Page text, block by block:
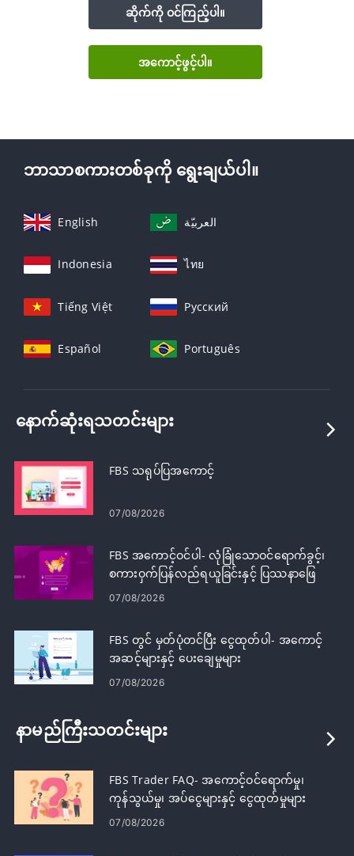
ဆိုက်ကို ဝင်ကြည့်ပါ။
အကောင့်ဖွင့်ပါ။
ဘာသာစကားတစ်ခုကို ရွေးချယ်ပါ။
English العربيّة
Indonesia ไทย
Tiếng Việt Русский
Español Português
နောက်ဆုံးရသတင်းများ
FBS သရုပ်ပြအကောင့်
07/08/2026
FBS အကောင့်ဝင်ပါ- လုံခြုံသောဝင်ရောက်ခွင့်၊
စကားဝှက်ပြန်လည်ရယူခြင်းနှင့် ပြဿနာဖြေ
ရှင်းခြင်း
07/08/2026
FBS တွင် မှတ်ပုံတင်ပြီး ငွေထုတ်ပါ- အကောင့်
အဆင့်များနှင့် ပေးချေမှုများ
07/08/2026
နာမည်ကြီးသတင်းများ
FBS Trader FAQ- အကောင့်ဝင်ရောက်မှု၊
ကုန်သွယ်မှု၊ အပ်ငွေများနှင့် ငွေထုတ်မှုများ
07/08/2026